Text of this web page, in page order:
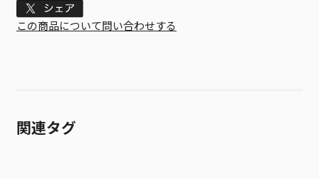
Tweet
この商品について問い合わせする
関連タグ